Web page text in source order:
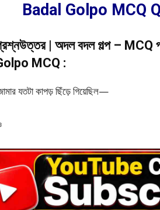
Badal Golpo MCQ
প্রশ্নউত্তর | অদল বদল গল্প –
MCQ :
যতটা কাপড় ছিঁড়ে গিয়েছিল—